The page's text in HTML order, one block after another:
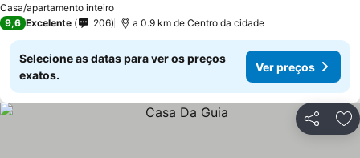
Casa/apartamento inteiro
9,6 Excelente 206 a 0.9 km de Centro da cidade
Selecione as datas para ver os preços
exatos.
Ver preços
Partilhar